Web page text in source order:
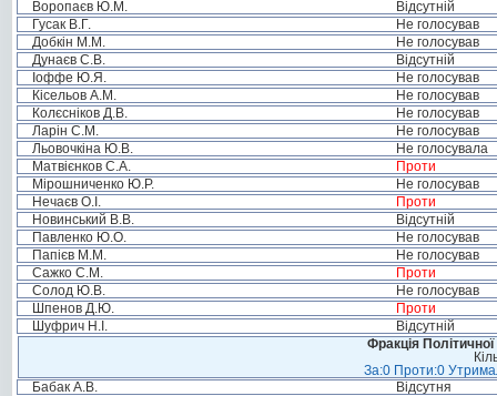
Воропаєв Ю.М.
Відсутній
Гусак В.Г.
Не голосував
Добкін М.М.
Не голосував
Дунаєв С.В.
Відсутній
Іоффе Ю.Я.
Не голосував
Кісельов А.М.
Не голосував
Колєсніков Д.В.
Не голосував
Ларін С.М.
Не голосував
Льовочкіна Ю.В.
Не голосувала
Матвієнков С.А.
Проти
Мірошниченко Ю.Р.
Не голосував
Нечаєв О.І.
Проти
Новинський В.В.
Відсутній
Павленко Ю.О.
Не голосував
Папієв М.М.
Не голосував
Сажко С.М.
Проти
Солод Ю.В.
Не голосував
Шпенов Д.Ю.
Проти
Шуфрич Н.І.
Відсутній
Фракція
За:0 Проти:0
Бабак А.В.
Відсутня